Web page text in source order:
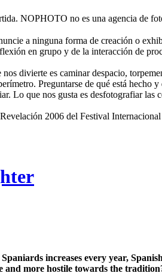
NOPHOTO no es una agencia de
a ninguna forma de creación o
en grupo y de la interacción de
divierte es caminar despacio,
Preguntarse de qué está
Lo que nos gusta es desfotografiar las
2006 del Festival
increases every year,
more hostile towards the